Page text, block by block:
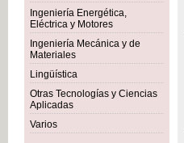
Ingeniería Energética,
Eléctrica y Motores
Ingeniería Mecánica y de
Materiales
Lingüística
Otras Tecnologías y Ciencias
Aplicadas
Varios